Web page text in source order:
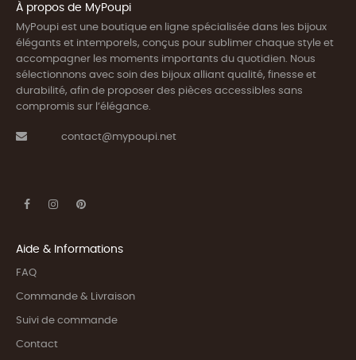
À propos de MyPoupi
MyPoupi est une boutique en ligne spécialisée dans les bijoux
élégants et intemporels, conçus pour sublimer chaque style et
accompagner les moments importants du quotidien. Nous
sélectionnons avec soin des bijoux alliant qualité, finesse et
durabilité, afin de proposer des pièces accessibles sans
compromis sur l’élégance.
contact@mypoupi.net
Aide & Informations
FAQ
Commande & Livraison
Suivi de commande
Contact